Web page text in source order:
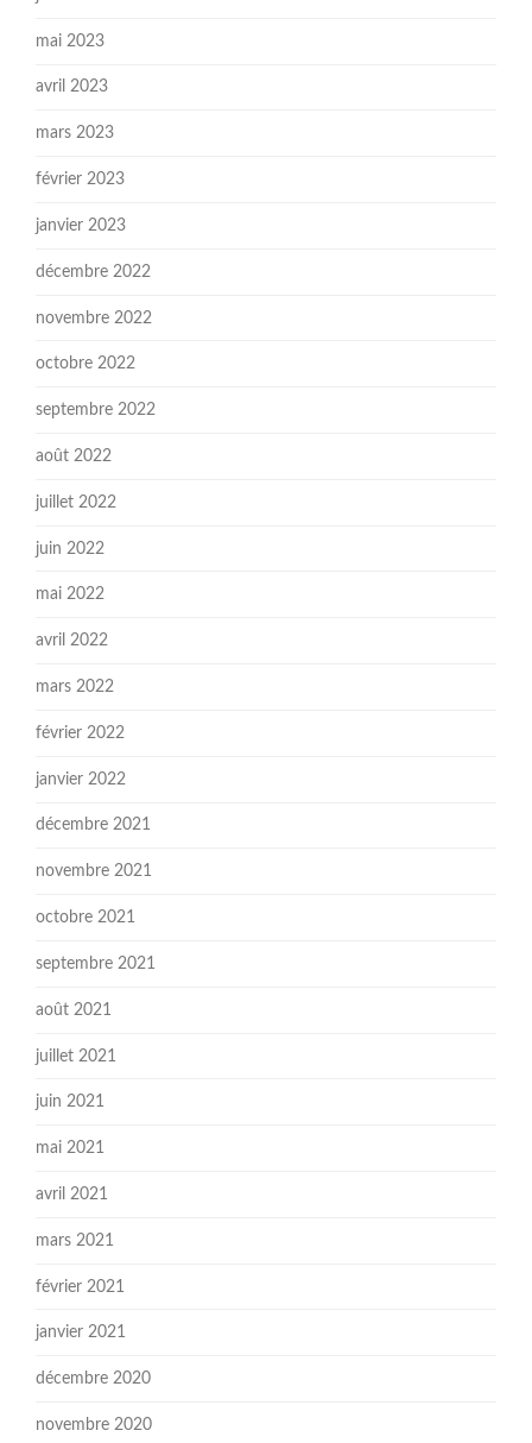
mai 2023
avril 2023
mars 2023
février 2023
janvier 2023
décembre 2022
novembre 2022
octobre 2022
septembre 2022
août 2022
juillet 2022
juin 2022
mai 2022
avril 2022
mars 2022
février 2022
janvier 2022
décembre 2021
novembre 2021
octobre 2021
septembre 2021
août 2021
juillet 2021
juin 2021
mai 2021
avril 2021
mars 2021
février 2021
janvier 2021
décembre 2020
novembre 2020